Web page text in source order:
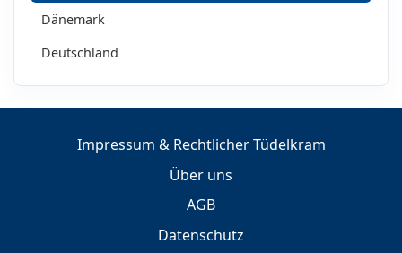
Dänemark
Deutschland
Impressum & Rechtlicher Tüdelkram
Über uns
AGB
Datenschutz